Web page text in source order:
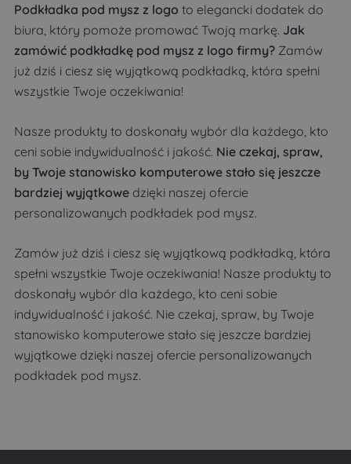
Podkładka pod mysz z logo to elegancki dodatek do
biura, który pomoże promować Twoją markę. Jak
zamówić podkładkę pod mysz z logo firmy? Zamów
już dziś i ciesz się wyjątkową podkładką, która spełni
wszystkie Twoje oczekiwania!
Nasze produkty to doskonały wybór dla każdego, kto
ceni sobie indywidualność i jakość. Nie czekaj, spraw,
by Twoje stanowisko komputerowe stało się jeszcze
bardziej wyjątkowe dzięki naszej ofercie
personalizowanych podkładek pod mysz.
Zamów już dziś i ciesz się wyjątkową podkładką, która
spełni wszystkie Twoje oczekiwania! Nasze produkty to
doskonały wybór dla każdego, kto ceni sobie
indywidualność i jakość. Nie czekaj, spraw, by Twoje
stanowisko komputerowe stało się jeszcze bardziej
wyjątkowe dzięki naszej ofercie personalizowanych
podkładek pod mysz.